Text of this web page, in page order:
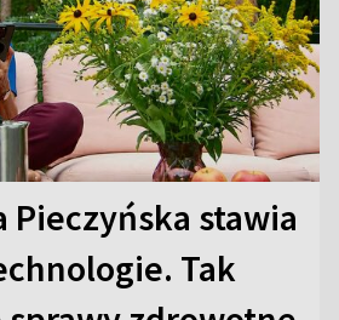
Pieczyńska stawia
Tak